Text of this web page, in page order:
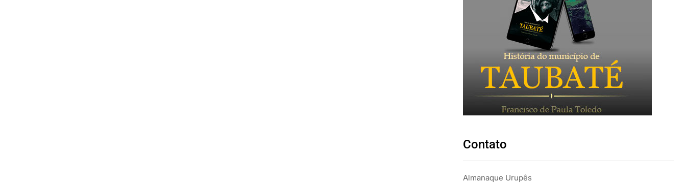
Contato
Almanaque Urupês